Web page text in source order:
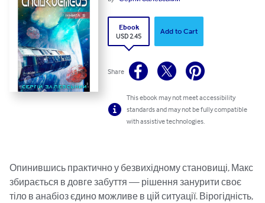
Ebook
USD 2.45
Add to Cart
Share
This ebook may not meet accessibility
standards and may not be fully compatible
with assistive technologies.
Опинившись практично у безвихідному становищі, Макс
збирається в довге забуття — рішення занурити своє
тіло в анабіоз єдино можливе в цій ситуації. Вірогідність,